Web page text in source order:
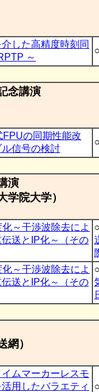
した高精度時刻同
～
念講演
FPUの同期性能改
信号の検討
演
学院大学）
～干渉波除去によ
送とIP化～（その
～干渉波除去によ
送とIP化～（その
網）
イムマーカーレスモ
用したバラエティ